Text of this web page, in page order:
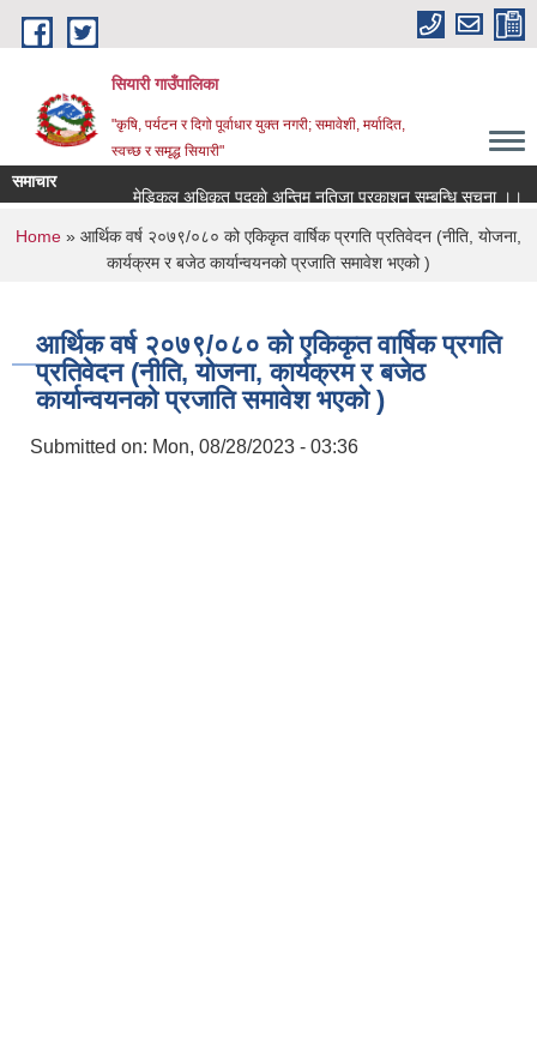
Skip to main content
सियारी गाउँपालिका
"कृषि, पर्यटन र दिगो पूर्वाधार युक्त नगरी; समावेशी, मर्यादित,
स्वच्छ र समृद्ध सियारी"
समाचार
मेडिकल अधिकृत पदकाे अन्तिम नतिजा प्रकाशन सम्बन्धि सुचना ।।
You are here
Home » आर्थिक वर्ष २०७९/०८० को एकिकृत वार्षिक प्रगति प्रतिवेदन (नीति, योजना,
कार्यक्रम र बजेठ कार्यान्वयनको प्रजाति समावेश भएको )
आर्थिक वर्ष २०७९/०८० को एकिकृत वार्षिक प्रगति
प्रतिवेदन (नीति, योजना, कार्यक्रम र बजेठ
कार्यान्वयनको प्रजाति समावेश भएको )
Submitted on: Mon, 08/28/2023 - 03:36